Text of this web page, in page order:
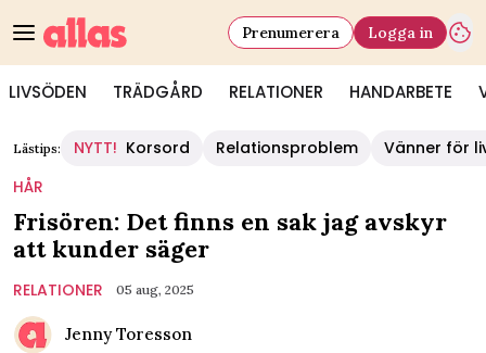
LIVSÖDEN TRÄDGÅRD RELATIONER HANDARBETE
Prenumerera Logga in
Lästips: NYTT! Korsord Relationsproblem
Vänner för
HÅR
Frisören: Det finns en sak jag avskyr
att kunder säger
RELATIONER 05 aug, 2025
Jenny Toresson